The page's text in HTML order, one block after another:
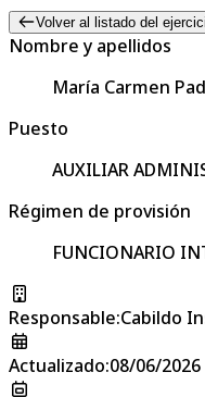
Volver al listado del
Nombre y apellidos
María Carmen
Puesto
AUXILIAR
Régimen de provisión
FUNCIONARIO
Responsable:Cabildo
Actualizado:08/06/2026